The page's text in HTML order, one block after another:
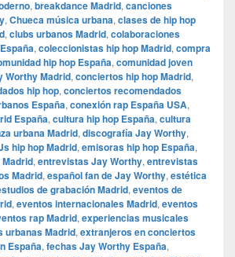
, breakdance Madrid, canciones
, Chueca música urbana, clases de hip hop
, clubs urbanos Madrid, colaboraciones
, coleccionistas hip hop Madrid, compra
hip hop España, comunidad joven
Worthy Madrid, conciertos hip hop Madrid,
hip hop, conciertos recomendados
España, conexión rap España USA,
España, cultura hip hop España, cultura
urbana Madrid, discografía Jay Worthy,
hip hop Madrid, emisoras hip hop España,
, entrevistas Jay Worthy, entrevistas
Madrid, español fan de Jay Worthy, estética
de grabación Madrid, eventos de
, eventos internacionales Madrid, eventos
rap Madrid, experiencias musicales
urbanas Madrid, extranjeros en conciertos
España, fechas Jay Worthy España,